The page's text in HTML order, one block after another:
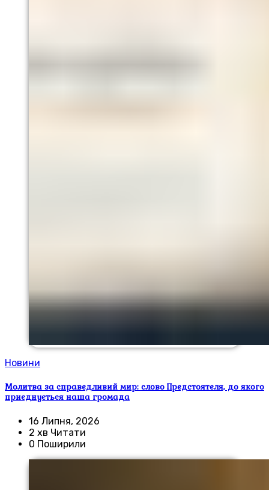
Новини
Молитва за справедливий мир: слово Предстоятеля, до якого
приєднується наша громада
16 Липня, 2026
2 хв Читати
0 Поширили